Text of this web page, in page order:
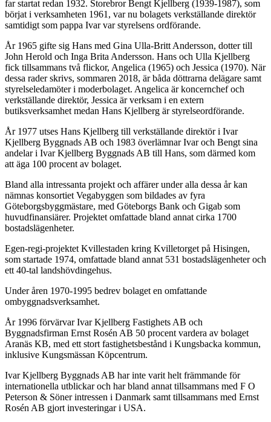
far startat redan 1932. Storebror Bengt Kjellberg (1939-1987), som
börjat i verksamheten 1961, var nu bolagets verkställande direktör
samtidigt som pappa Ivar var styrelsens ordförande.
År 1965 gifte sig Hans med Gina Ulla-Britt Andersson, dotter till
John Herold och Inga Brita Andersson. Hans och Ulla Kjellberg
fick tillsammans två flickor, Angelica (1965) och Jessica (1970). När
dessa rader skrivs, sommaren 2018, är båda döttrarna delägare samt
styrelseledamöter i moderbolaget. Angelica är koncernchef och
verkställande direktör, Jessica är verksam i en extern
butiksverksamhet medan Hans Kjellberg är styrelseordförande.
År 1977 utses Hans Kjellberg till verkställande direktör i Ivar
Kjellberg Byggnads AB och 1983 överlämnar Ivar och Bengt sina
andelar i Ivar Kjellberg Byggnads AB till Hans, som därmed kom
att äga 100 procent av bolaget.
Bland alla intressanta projekt och affärer under alla dessa år kan
nämnas konsortiet Vegabyggen som bildades av fyra
Göteborgsbyggmästare, med Göteborgs Bank och Gigab som
huvudfinansiärer. Projektet omfattade bland annat cirka 1700
bostadslägenheter.
Egen-regi-projektet Kvillestaden kring Kvilletorget på Hisingen,
som startade 1974, omfattade bland annat 531 bostadslägenheter och
ett 40-tal landshövdingehus.
Under åren 1970-1995 bedrev bolaget en omfattande
ombyggnadsverksamhet.
År 1996 förvärvar Ivar Kjellberg Fastighets AB och
Byggnadsfirman Ernst Rosén AB 50 procent vardera av bolaget
Aranäs KB, med ett stort fastighetsbestånd i Kungsbacka kommun,
inklusive Kungsmässan Köpcentrum.
Ivar Kjellberg Byggnads AB har inte varit helt främmande för
internationella utblickar och har bland annat tillsammans med F O
Peterson & Söner intressen i Danmark samt tillsammans med Ernst
Rosén AB gjort investeringar i USA.